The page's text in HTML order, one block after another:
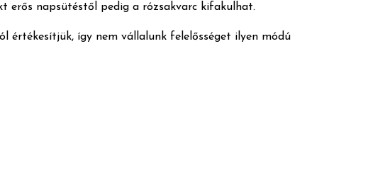
erős napsütéstől pedig a rózsakvarc kifakulhat.
így nem vállalunk felelősséget ilyen módú